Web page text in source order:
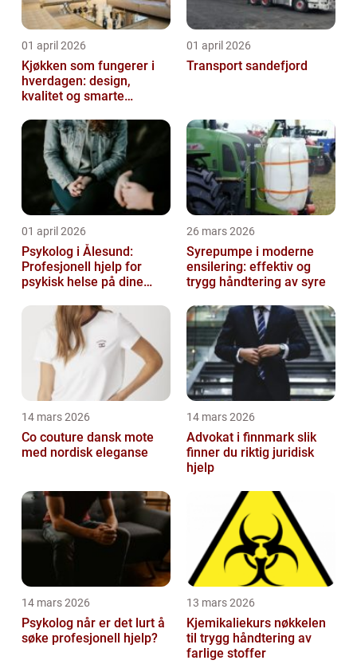
01 april 2026
Kjøkken som fungerer i
hverdagen: design,
kvalitet og smarte
01 april 2026
Transport sandefjord
01 april 2026
Psykolog i Ålesund:
Profesjonell hjelp for
psykisk helse på dine
26 mars 2026
Syrepumpe i moderne
ensilering: effektiv og
trygg håndtering av syre
14 mars 2026
Co couture dansk mote
med nordisk eleganse
14 mars 2026
Advokat i finnmark slik
finner du riktig juridisk
hjelp
14 mars 2026
Psykolog når er det lurt å
søke profesjonell hjelp?
13 mars 2026
Kjemikaliekurs nøkkelen
til trygg håndtering av
farlige stoffer